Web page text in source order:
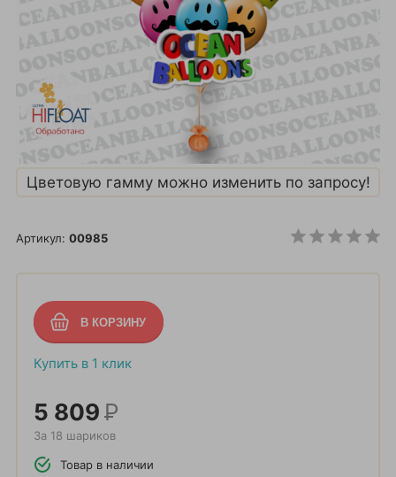
Цветовую гамму можно изменить по запросу!
Артикул: 00985
Купить в 1 клик
5 809Р
За 18 шариков
Товар в наличии